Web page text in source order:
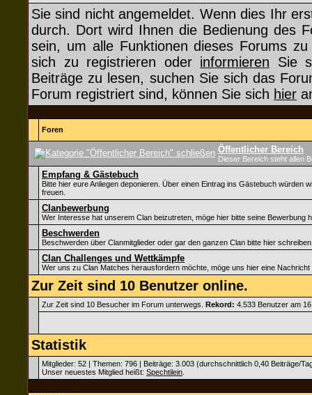
Sie sind nicht angemeldet. Wenn dies Ihr
durch. Dort wird Ihnen die Bedienung des
sein, um alle Funktionen dieses Forums
sich zu registrieren oder informieren Sie
Beiträge zu lesen, suchen Sie sich das
Forum registriert sind, können Sie sich hier
Foren
Öffentlicher Bereich
Dieser Bereich steht allen
Empfang & Gästebuch
Bitte hier eure Anliegen deponieren. Über einen Eintrag ins Gästebuch würden
freuen.
Clanbewerbung
Wer Interesse hat unserem Clan beizutreten, möge hier bitte seine Bewerbung
Beschwerden
Beschwerden über Clanmitglieder oder gar den ganzen Clan bitte hier
Clan Challenges und Wettkämpfe
Wer uns zu Clan Matches herausfordern möchte, möge uns hier eine Nachricht
Zur Zeit sind 10 Benutzer online.
Zur Zeit sind 10 Besucher im Forum unterwegs. Rekord: 4.533 Benutzer am
Statistik
Mitglieder: 52 | Themen: 796 | Beiträge: 3.003 (durchschnittlich 0,40 Beiträge/
Unser neuestes Mitglied heißt: Spechtilein